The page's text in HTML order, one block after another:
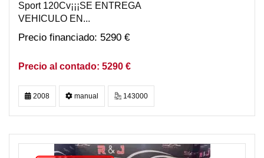
Sport 120Cv¡¡¡SE ENTREGA
VEHICULO EN...
5290 €
5290 €
2008 manual 143000